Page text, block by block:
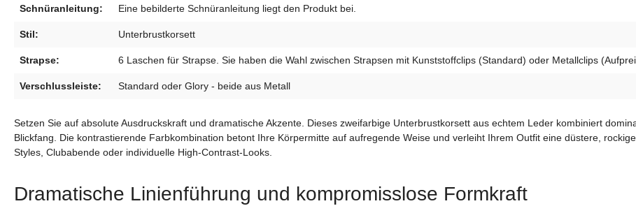
Schnüranleitung: Eine bebilderte Schnüranleitung liegt den Produkt bei.
Stil: Unterbrustkorsett
Strapse: 6 Laschen für Strapse. Sie haben die Wahl zwischen Strapsen mit Kunststoffclips (Standard) oder Metallclips
Verschlussleiste: Standard oder Glory - beide aus Metall
Setzen Sie auf absolute Ausdruckskraft und dramatische Akzente. Dieses zweifarbige Unterbrustkorsett aus echtem Leder kombiniert
Blickfang. Die kontrastierende Farbkombination betont Ihre Körpermitte auf aufregende Weise und verleiht Ihrem Outfit eine düstere,
Styles, Clubabende oder individuelle High-Contrast-Looks.
Dramatische Linienführung und kompromisslose Formkraft